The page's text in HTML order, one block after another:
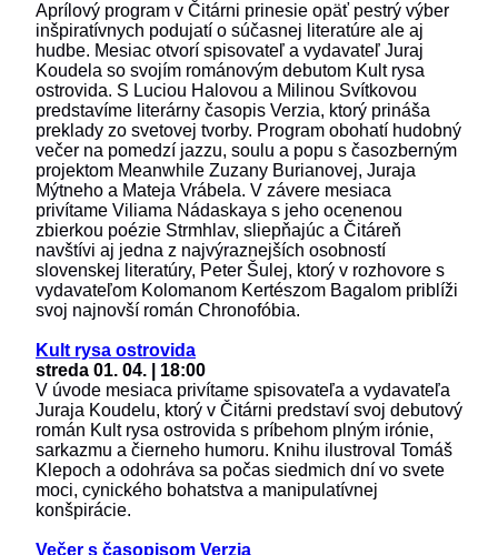
Aprílový program v Čitárni prinesie opäť pestrý výber
inšpiratívnych podujatí o súčasnej literatúre ale aj
hudbe. Mesiac otvorí spisovateľ a vydavateľ Juraj
Koudela so svojím románovým debutom Kult rysa
ostrovida. S Luciou Halovou a Milinou Svítkovou
predstavíme literárny časopis Verzia, ktorý prináša
preklady zo svetovej tvorby. Program obohatí hudobný
večer na pomedzí jazzu, soulu a popu s časozberným
projektom Meanwhile Zuzany Burianovej, Juraja
Mýtneho a Mateja Vrábela. V závere mesiaca
privítame Viliama Nádaskaya s jeho ocenenou
zbierkou poézie Strmhlav, sliepňajúc a Čitáreň
navštívi aj jedna z najvýraznejších osobností
slovenskej literatúry, Peter Šulej, ktorý v rozhovore s
vydavateľom Kolomanom Kertészom Bagalom priblíži
svoj najnovší román Chronofóbia.
Kult rysa ostrovida
streda 01. 04. | 18:00
V úvode mesiaca privítame spisovateľa a vydavateľa
Juraja Koudelu, ktorý v Čitárni predstaví svoj debutový
román Kult rysa ostrovida s príbehom plným irónie,
sarkazmu a čierneho humoru. Knihu ilustroval Tomáš
Klepoch a odohráva sa počas siedmich dní vo svete
moci, cynického bohatstva a manipulatívnej
konšpirácie.
Večer s časopisom Verzia